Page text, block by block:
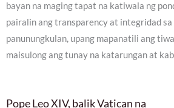
bayan na maging tapat na katiwala ng
pairalin ang transparency at integridad
panunungkulan, upang mapanatili ang
maisulong ang tunay na katarungan at
Pope Leo XIV, balik Vatican na